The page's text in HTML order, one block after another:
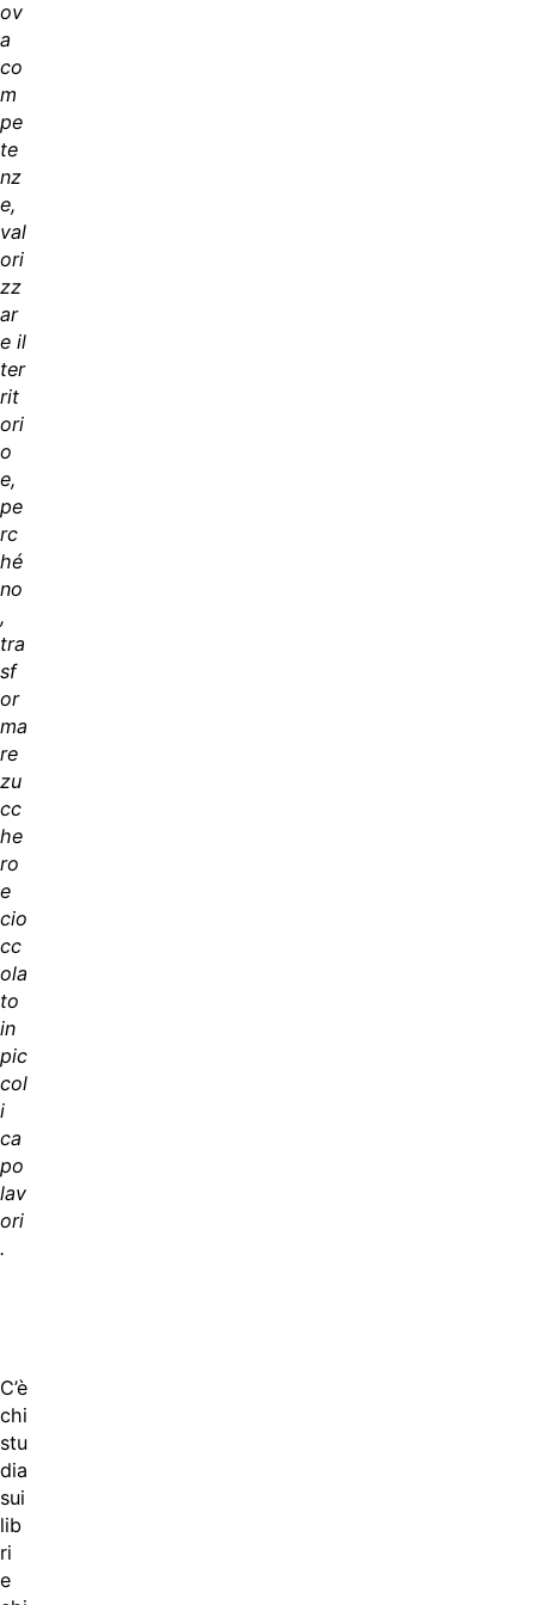
ov
a
co
m
pe
te
nz
e,
val
ori
zz
ar
e il
ter
rit
ori
o
e,
pe
rc
hé
no
,
tra
sf
or
ma
re
zu
cc
he
ro
e
cio
cc
ola
to
in
pic
col
i
ca
po
lav
ori
.
C’è
chi
stu
dia
sui
lib
ri
e